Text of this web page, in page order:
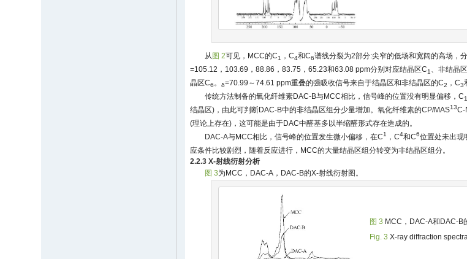
从 图 2可见，MCC的C1 ，C4和C6谱线分裂为2部分:尖窄的低场和宽阔的高场，
=105.12，103.69，88.86，83.75，65.23和63.08 ppm分别对应结晶区C1、非结晶
晶区C6。δ=70.99～74.61 ppm重叠的强吸收信号来自于结晶区和非结晶区的C2 ，C3
传统方法制备的氧化纤维素DAC-B与MCC相比，信号峰的位置没有明显偏移，C1
结晶区)，由此可判断DAC-B中的非结晶区组分少量增加。氧化纤维素的CP/MAS13C-
(理论上存在)，这可能是由于DAC中醛基多以半缩醛形式存在造成的。
DAC-A与MCC相比，信号峰的位置发生微小偏移，在C1 ，C4和C6位置处未出现
应条件比较剧烈，随着反应进行，MCC的大量结晶区组分转变为非结晶区组分。
2.2.3 X-射线衍射分析
图 3为MCC，DAC-A，DAC-B的X-射线衍射图。
图 3 MCC，DAC-A和DAC-B
Fig. 3 X-ray diffraction